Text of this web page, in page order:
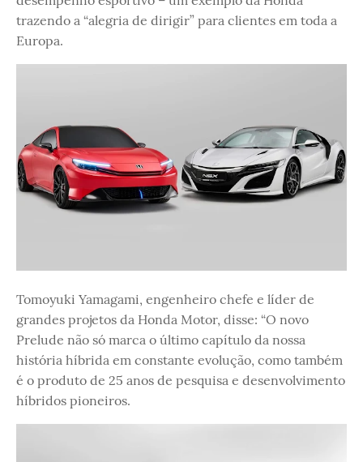
trazendo a “alegria de dirigir” para clientes em toda a
Europa.
Tomoyuki Yamagami, engenheiro chefe e líder de
grandes projetos da Honda Motor, disse: “O novo
Prelude não só marca o último capítulo da nossa
história híbrida em constante evolução, como também
é o produto de 25 anos de pesquisa e desenvolvimento
híbridos pioneiros.